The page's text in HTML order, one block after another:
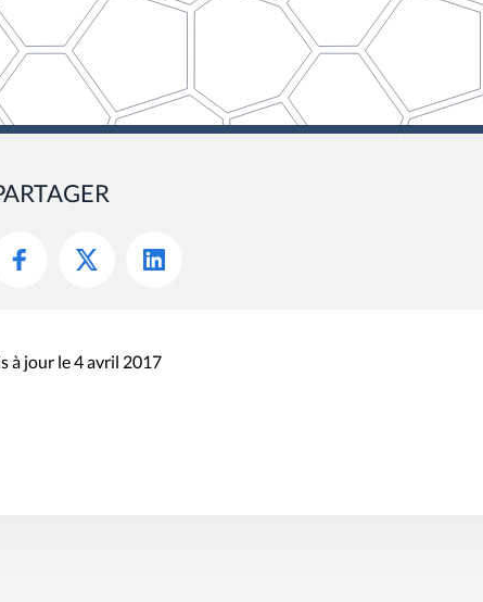
à jour le 4 avril 2017